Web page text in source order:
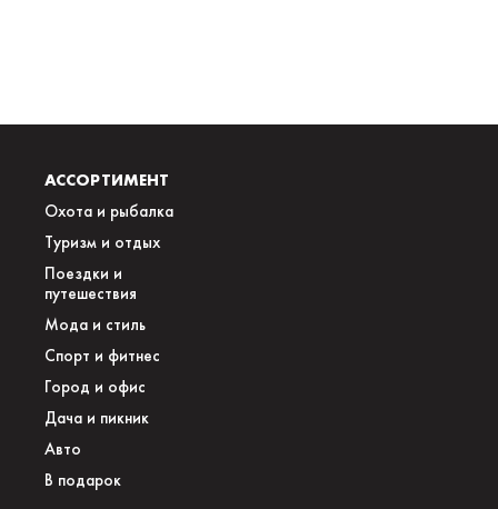
АССОРТИМЕНТ
Охота и рыбалка
Туризм и отдых
Поездки и
путешествия
Мода и стиль
Спорт и фитнес
Город и офис
Дача и пикник
Авто
В подарок